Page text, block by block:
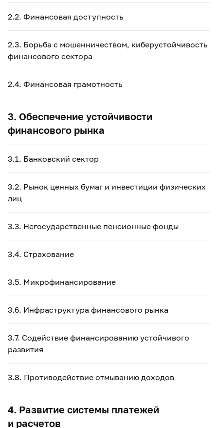
2.2. Финансовая доступность
2.3. Борьба с мошенничеством, киберустойчивость
финансового сектора
2.4. Финансовая грамотность
3. Обеспечение устойчивости
финансового рынка
3.1. Банковский сектор
3.2. Рынок ценных бумаг и инвестиции физических
лиц
3.3. Негосударственные пенсионные фонды
3.4. Страхование
3.5. Микрофинансирование
3.6. Инфраструктура финансового рынка
3.7. Содействие финансированию устойчивого
развития
3.8. Противодействие отмыванию доходов
4. Развитие системы платежей
и расчетов